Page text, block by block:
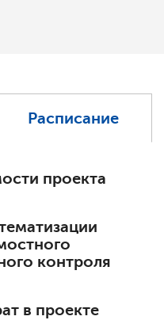
Расписание
проекта
контроля
в проекте